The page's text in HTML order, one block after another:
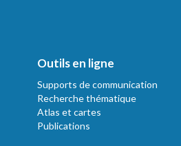
Outils en ligne
Supports de communication
Recherche thématique
Atlas et cartes
Publications